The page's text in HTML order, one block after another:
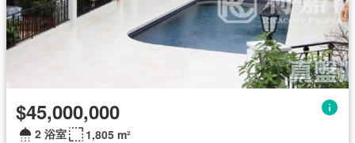
$45,000,000
2 浴室 1,805 m²